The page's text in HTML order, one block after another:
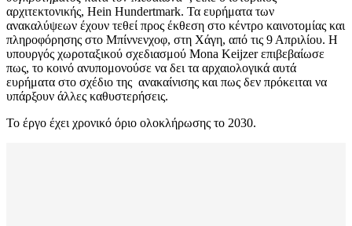
αρχιτεκτονικής, Hein Hundertmark. Τα ευρήματα των
ανακαλύψεων έχουν τεθεί προς έκθεση στο κέντρο καινοτομίας και
πληροφόρησης στο Μπίννενχοφ, στη Χάγη, από τις 9 Απριλίου. Η
υπουργός χωροταξικού σχεδιασμού Mona Keijzer επιβεβαίωσε
πως, το κοινό ανυπομονούσε να δει τα αρχαιολογικά αυτά
ευρήματα στο σχέδιο της ανακαίνισης και πως δεν πρόκειται να
υπάρξουν άλλες καθυστερήσεις.
Το έργο έχει χρονικό όριο ολοκλήρωσης το 2030.